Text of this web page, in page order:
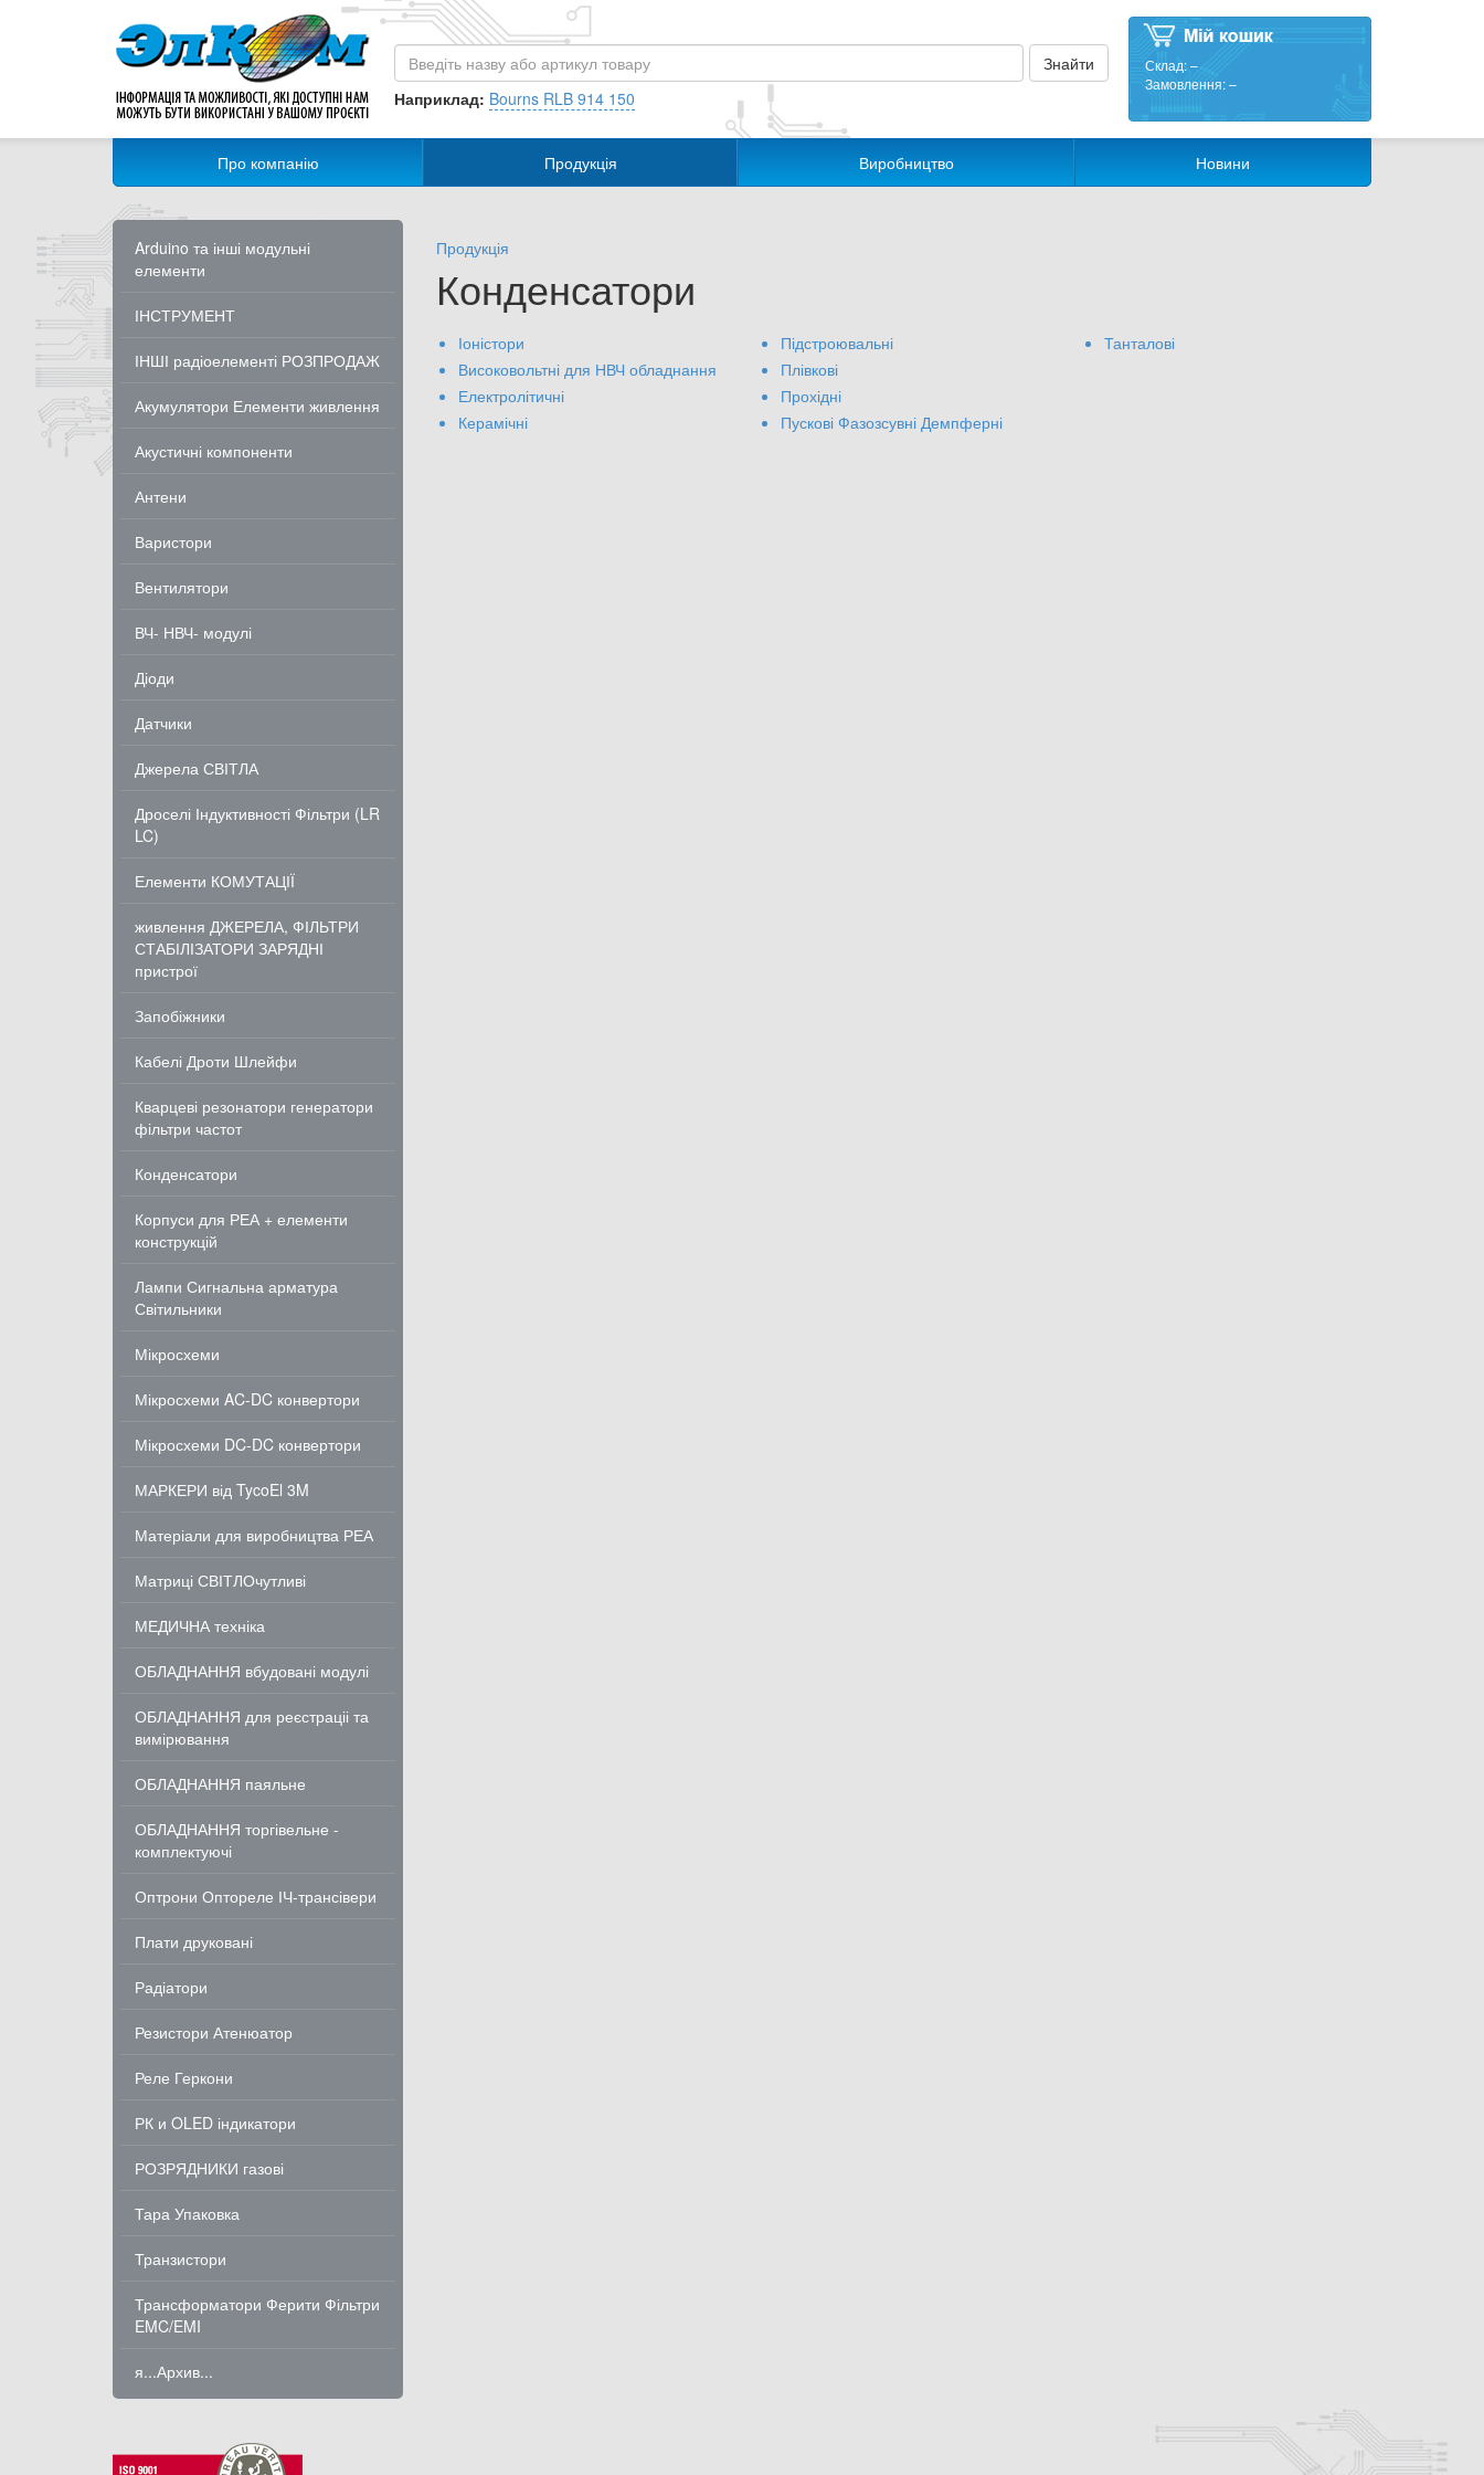
Наприклад: Bourns RLB 914 150
Склад:–
Замовлення:–
Про компанію Продукція Виробництво Новини
Arduino та інші модульні
елементи
ІНСТРУМЕНТ
ІНШІ радіоелементі РОЗПРОДАЖ
Акумулятори Елементи живлення
Акустичні компоненти
Антени
Варистори
Вентилятори
ВЧ- НВЧ- модулі
Діоди
Датчики
Джерела СВІТЛА
Дроселі Індуктивності Фільтри (LR
LC)
Елементи КОМУТАЦІЇ
живлення ДЖЕРЕЛА, ФІЛЬТРИ
СТАБІЛІЗАТОРИ ЗАРЯДНІ
пристрої
Запобіжники
Кабелі Дроти Шлейфи
Кварцеві резонатори генератори
фільтри частот
Конденсатори
Корпуси для РЕА + елементи
конструкцій
Лампи Сигнальна арматура
Світильники
Мікросхеми
Мікросхеми AC-DC конвертори
Мікросхеми DC-DC конвертори
МАРКЕРИ від TycoEl 3M
Матеріали для виробництва РЕА
Матриці СВІТЛОчутливі
МЕДИЧНА техніка
ОБЛАДНАННЯ вбудовані модулі
ОБЛАДНАННЯ для реєстраціі та
вимірювання
ОБЛАДНАННЯ паяльне
ОБЛАДНАННЯ торгівельне -
комплектуючі
Оптрони Оптореле ІЧ-трансівери
Плати друковані
Радіатори
Резистори Атенюатор
Реле Геркони
РК и OLED індикатори
РОЗРЯДНИКИ газові
Тара Упаковка
Транзистори
Трансформатори Ферити Фільтри
EMC/EMI
я...Архив...
Продукція
Конденсатори
Іоністори
Високовольтні для НВЧ обладнання
Електролітичні
Керамічні
Підстроювальні
Плівкові
Прохідні
Пускові Фазозсувні Демпферні
Танталові